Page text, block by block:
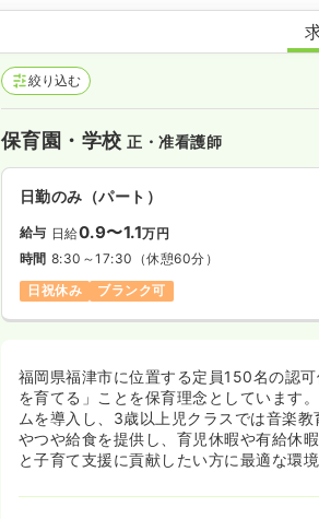
絞り込む
保育園・学校正・准看護師
日勤のみ（パート）
給与 日給0.9〜1.1万円
時間 8:30～17:30 （休憩60分）
日祝休み
ブランク可
福岡県福津市に位置する定員150名の認
を育てる」ことを保育理念としています
ムを導入し、3歳以上児クラスでは音楽
やつや給食を提供し、育児休暇や有給休
と子育て支援に貢献したい方に最適な環境